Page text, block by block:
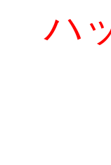
ハ
喰